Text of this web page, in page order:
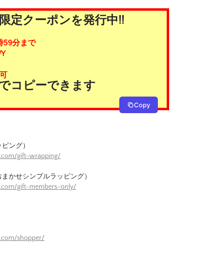
定クーポンを発行中!!
59分まで
コピーできます
Copy
ング）
gift-wrapping/
かせシンプルラッピング）
gift-members-only/
shopper/